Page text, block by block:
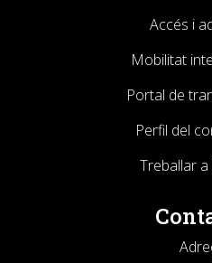
Accés i
Mobilitat
Portal de
Perfil del
Treballar a